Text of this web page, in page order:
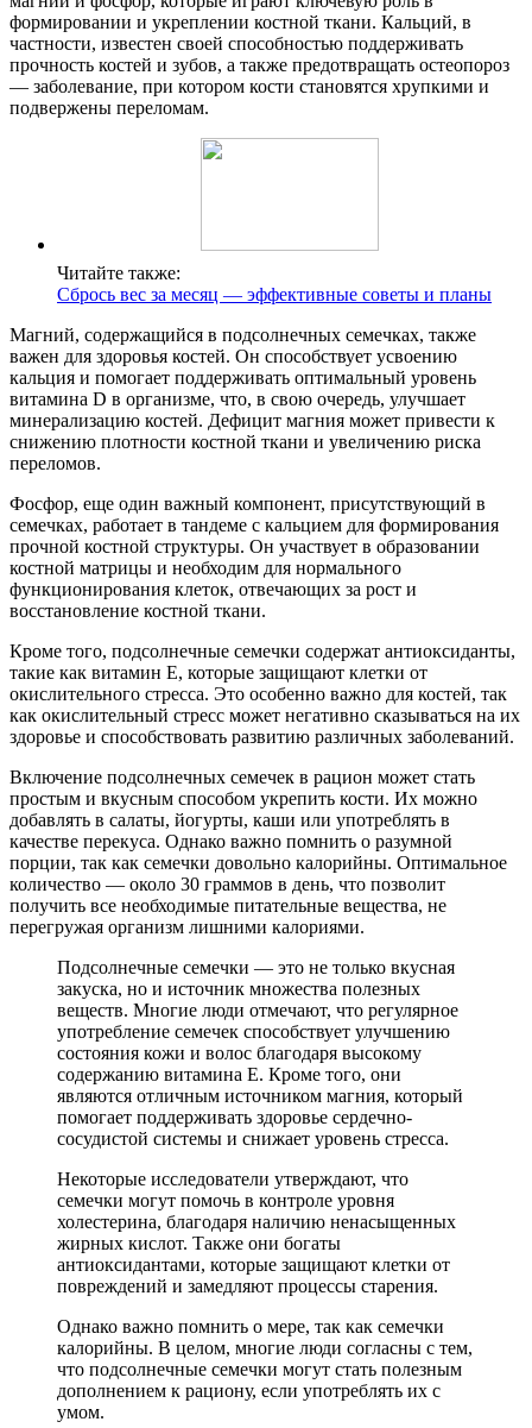
формировании и укреплении костной ткани. Кальций, в
частности, известен своей способностью поддерживать
прочность костей и зубов, а также предотвращать остеопороз
— заболевание, при котором кости становятся хрупкими и
подвержены переломам.
Читайте также:
Сбрось вес за месяц — эффективные советы и планы
Магний, содержащийся в подсолнечных семечках, также
важен для здоровья костей. Он способствует усвоению
кальция и помогает поддерживать оптимальный уровень
витамина D в организме, что, в свою очередь, улучшает
минерализацию костей. Дефицит магния может привести к
снижению плотности костной ткани и увеличению риска
переломов.
Фосфор, еще один важный компонент, присутствующий в
семечках, работает в тандеме с кальцием для формирования
прочной костной структуры. Он участвует в образовании
костной матрицы и необходим для нормального
функционирования клеток, отвечающих за рост и
восстановление костной ткани.
Кроме того, подсолнечные семечки содержат антиоксиданты,
такие как витамин E, которые защищают клетки от
окислительного стресса. Это особенно важно для костей, так
как окислительный стресс может негативно сказываться на их
здоровье и способствовать развитию различных заболеваний.
Включение подсолнечных семечек в рацион может стать
простым и вкусным способом укрепить кости. Их можно
добавлять в салаты, йогурты, каши или употреблять в
качестве перекуса. Однако важно помнить о разумной
порции, так как семечки довольно калорийны. Оптимальное
количество — около 30 граммов в день, что позволит
получить все необходимые питательные вещества, не
перегружая организм лишними калориями.
Подсолнечные семечки — это не только вкусная
закуска, но и источник множества полезных
веществ. Многие люди отмечают, что регулярное
употребление семечек способствует улучшению
состояния кожи и волос благодаря высокому
содержанию витамина E. Кроме того, они
являются отличным источником магния, который
помогает поддерживать здоровье сердечно-
сосудистой системы и снижает уровень стресса.
Некоторые исследователи утверждают, что
семечки могут помочь в контроле уровня
холестерина, благодаря наличию ненасыщенных
жирных кислот. Также они богаты
антиоксидантами, которые защищают клетки от
повреждений и замедляют процессы старения.
Однако важно помнить о мере, так как семечки
калорийны. В целом, многие люди согласны с тем,
что подсолнечные семечки могут стать полезным
дополнением к рациону, если употреблять их с
умом.